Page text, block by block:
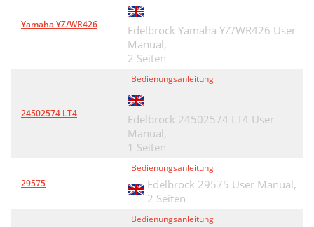
Yamaha YZ/WR426
Edelbrock Yamaha YZ/WR426 User
Manual,
2 Seiten
24502574 LT4
Bedienungsanleitung
Edelbrock 24502574 LT4 User
Manual,
1 Seiten
29575
Bedienungsanleitung
Edelbrock 29575 User Manual,
2 Seiten
Bedienungsanleitung